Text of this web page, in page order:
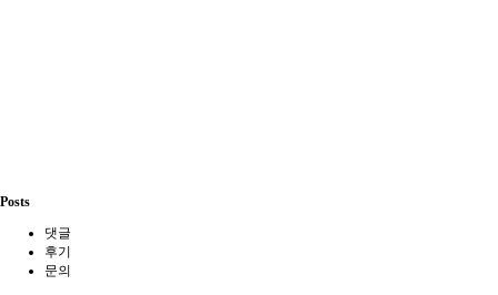
Posts
댓글
후기
문의